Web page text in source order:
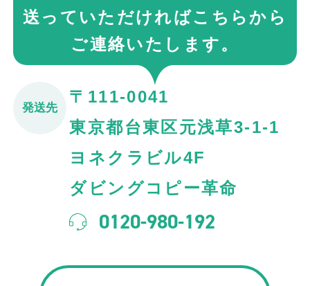
送っていただければこちらから
ご連絡いたします。
発送先
〒111-0041
東京都台東区元浅草3-1-1
ヨネクラビル4F
ダビングコピー革命
0120-980-192